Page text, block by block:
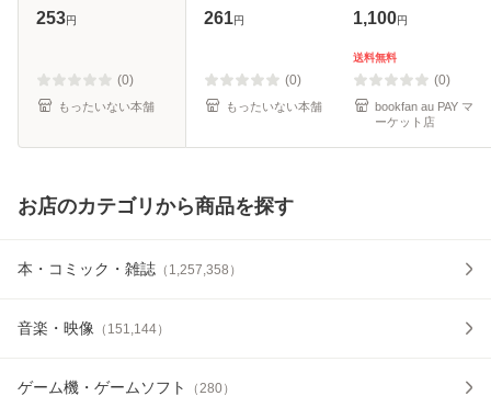
/ 小学館 [コミック]
253円
(0)
もったいない本舗
[文庫]【メール便送
261円
(0)
もったいない本舗
1,100円
送料無料
(0)
bookfan au PAY マ
ーケット店
お店のカテゴリから商品を探す
本・コミック・雑誌 （ 1,257,358 ）
音楽・映像 （ 151,144）
ゲーム機・ゲームソフト （280）